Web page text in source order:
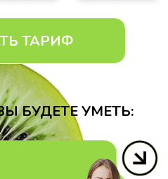
ТАРИФ
БУДЕТЕ УМЕТЬ: